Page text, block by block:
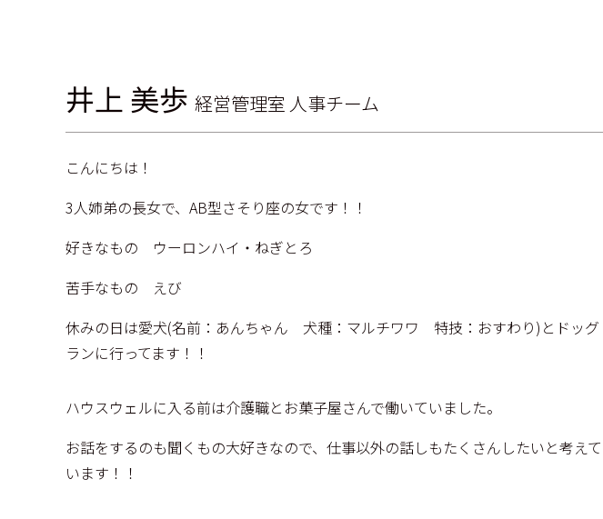
井上 美歩 経営管理室 人事チーム
こんにちは！
3人姉弟の長女で、AB型さそり座の女です！！
好きなもの ウーロンハイ・ねぎとろ
苦手なもの えび
休みの日は愛犬(名前：あんちゃん 犬種：マルチワワ 特技：おすわり)とドッグ
ランに行ってます！！
ハウスウェルに入る前は介護職とお菓子屋さんで働いていました。
お話をするのも聞くもの大好きなので、仕事以外の話しもたくさんしたいと考えて
います！！